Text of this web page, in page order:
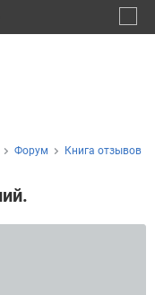
Форум
Книга отзывов